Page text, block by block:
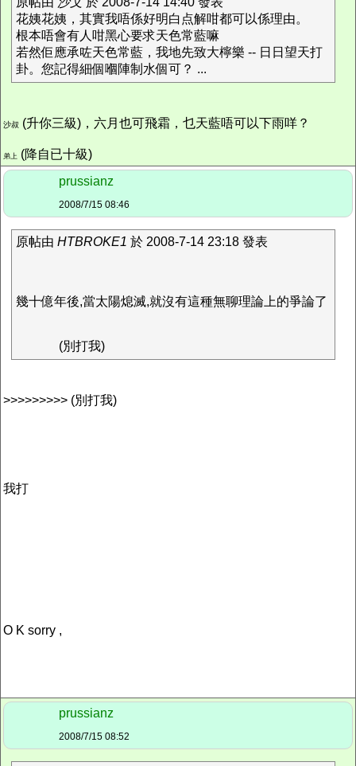
花姨花姨，其實我唔係好明白点解咁都可以係理由。
根本唔會有人咁黑心要求天色常藍嘛
若然佢應承咗天色常藍，我地先致大檸樂 -- 日日望天打
卦。您記得細個嗰陣制水個可？ ...
沙叔 (升你三級)，六月也可飛霜，乜天藍唔可以下雨咩？
弟上 (降自已十級)
prussianz
2008/7/15 08:46
原帖由 HTBROKE1 於 2008-7-14 23:18 發表
幾十億年後,當太陽熄滅,就沒有這種無聊理論上的爭論了
(別打我)
>>>>>>>>> (別打我)
我打
O K sorry ,
prussianz
2008/7/15 08:52